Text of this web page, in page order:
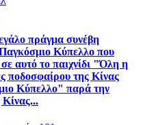
πράγμα συνέβη
Κύπελλο που
σε αυτό το παιχνίδι "Όλη η
ποδοσφαίρου της Κίνας
Κύπελλο" παρά την